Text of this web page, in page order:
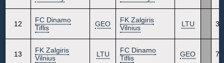
12
FC Dinamo
Tiflis
GEO
FK Zalgiris
Vilnius
LTU 3
13
FK Zalgiris
Vilnius
LTU
FC Dinamo
Tiflis
GEO 7